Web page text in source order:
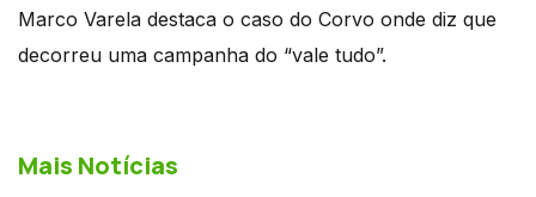
Marco Varela destaca o caso do Corvo onde diz que
decorreu uma campanha do “vale tudo”.
Mais Notícias